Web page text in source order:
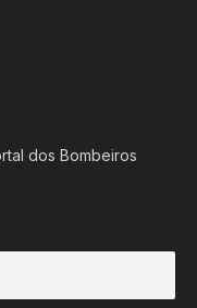
dos Bombeiros